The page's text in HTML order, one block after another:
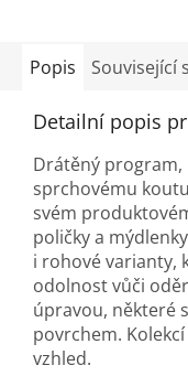
Popis Související
Detailní popis
Drátěný program,
sprchovému
svém
poličky a
i rohové varianty,
odolnost vůči
úpravou, některé
povrchem.
vzhled.